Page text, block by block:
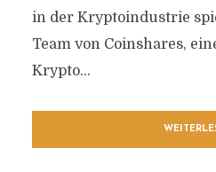
in der Kryptoindustrie
Team von Coinshares,
Krypto...